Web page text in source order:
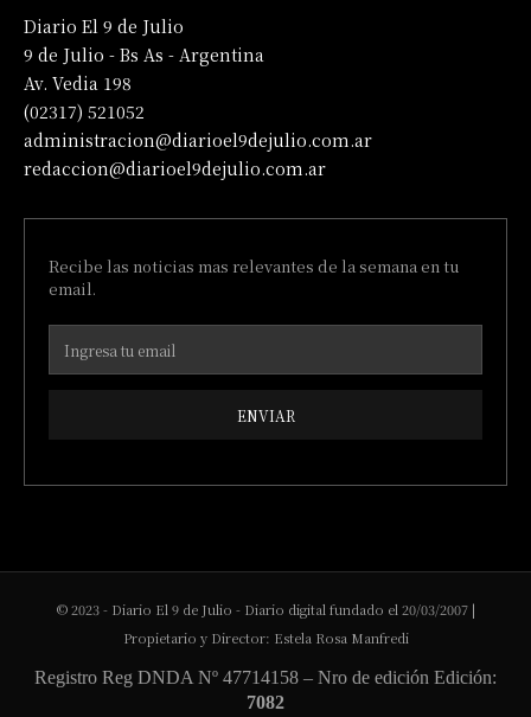
Diario El 9 de Julio
9 de Julio - Bs As - Argentina
Av. Vedia 198
(02317) 521052
administracion@diarioel9dejulio.com.ar
redaccion@diarioel9dejulio.com.ar
Recibe las noticias mas relevantes de la semana en tu
email.
ENVIAR
© 2023 - Diario El 9 de Julio - Diario digital fundado el 20/03/2007 |
Propietario y Director: Estela Rosa Manfredi
Registro Reg DNDA Nº 47714158 – Nro de edición Edición:
7082